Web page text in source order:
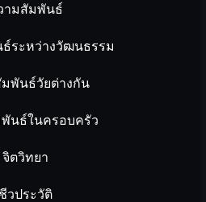
ามสัมพันธ์
ระหว่างวัฒนธรรม
พันธ์วัยต่างกัน
นธ์ในครอบครัว
จิตวิทยา
ชีวประวัติ